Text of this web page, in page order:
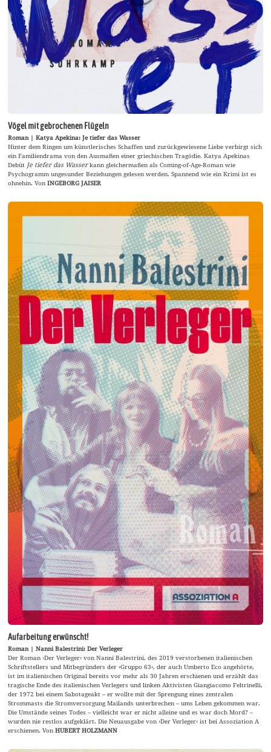
Vögel mit gebrochenen Flügeln
Roman | Katya Apekina: Je tiefer das Wasser
Hinter dem Ringen um künstlerisches Schaffen und zurückgewiesene Liebe verbirgt sich
ein Familiendrama von den Ausmaßen einer griechischen Tragödie. Katya Apekinas
Debüt Je tiefer das Wasserkann gleichermaßen als Coming-of-Age-Roman wie
Psychogramm ungesunder Beziehungen gelesen werden. Spannend wie ein Krimi ist es
ohnehin. VonINGEBORG JAISER
Aufarbeitung erwünscht!
Roman | Nanni Balestrini: Der Verleger
Der Roman ›Der Verleger‹ von Nanni Balestrini, des 2019 verstorbenen italienischen
Schriftstellers und Mitbegründers der ›Gruppo 63‹, der auch Umberto Eco angehörte,
ist im italienischen Original bereits vor mehr als 30 Jahren erschienen und erzählt das
tragische Ende des italienischen Verlegers und linken Aktivisten Giangiacomo Feltrinelli,
der 1972 bei einem Sabotageakt – er wollte mit der Sprengung eines zentralen
Strommasts die Stromversorgung Mailands unterbrechen – ums Leben gekommen war.
Die Umstände seines Todes – vielleicht war er nicht alleine und es war doch Mord? –
wurden nie restlos aufgeklärt. Die Neuausgabe von ›Der Verleger‹ ist bei Assoziation A
erschienen. VonHUBERT HOLZMANN